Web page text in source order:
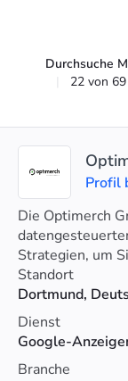
Durchsuche
22 von 69
Profil
Die Optimerch
Strategien, um
steigern.
Standort
Dortmund,
Dienst
Branche